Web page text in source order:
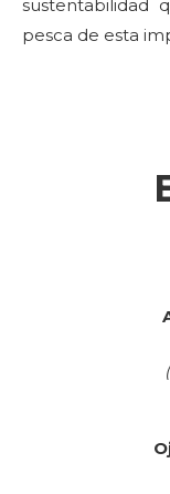
sustentabilidad
pesca de esta